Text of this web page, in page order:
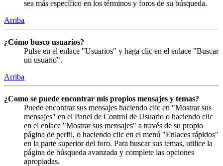
sea más específico en los términos y foros de su búsqueda.
Arriba
¿Cómo busco usuarios?
Pulse en el enlace "Usuarios" y haga clic en el enlace "Buscar
un usuario".
Arriba
¿Como se puede encontrar mis propios mensajes y temas?
Puede encontrar sus mensajes haciendo clic en "Mostrar sus
mensajes" en el Panel de Control de Usuario o haciendo clic
en el enlace "Mostrar sus mensajes" a través de su propio
página de perfil, o haciendo clic en el menú "Enlaces rápidos"
en la parte superior del foro. Para buscar sus temas, utilice la
página de búsqueda avanzada y complete las opciones
apropiadas.